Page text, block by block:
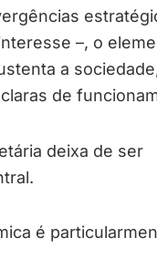
–, o
a
de
deixa de ser
é